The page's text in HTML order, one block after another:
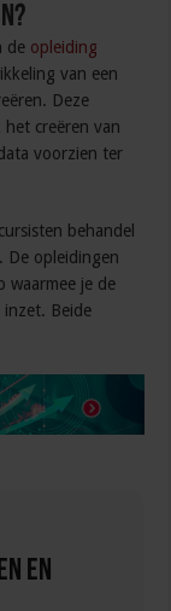
de opleiding
van een
Deze
creëren van
voorzien ter
behandel
De opleidingen
waarmee je de
inzet. Beide
en